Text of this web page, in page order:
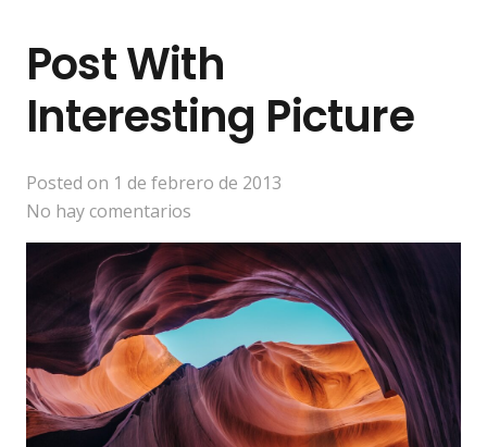
Post With
Interesting Picture
Posted on 1 de febrero de 2013
No hay comentarios